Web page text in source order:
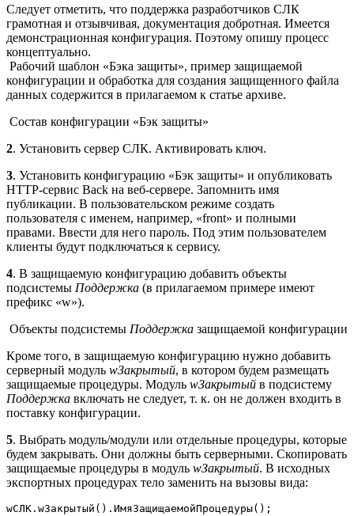
Следует отметить, что поддержка разработчиков СЛК
грамотная и отзывчивая, документация добротная. Имеется
демонстрационная конфигурация. Поэтому опишу процесс
концептуально.
Рабочий шаблон «Бэка защиты», пример защищаемой
конфигурации и обработка для создания защищенного файла
данных содержится в прилагаемом к статье архиве.
Состав конфигурации «Бэк защиты»
2. Установить сервер СЛК. Активировать ключ.
3. Установить конфигурацию «Бэк защиты» и опубликовать
HTTP-сервис Back на веб-сервере. Запомнить имя
публикации. В пользовательском режиме создать
пользователя с именем, например, «front» и полными
правами. Ввести для него пароль. Под этим пользователем
клиенты будут подключаться к сервису.
4. В защищаемую конфигурацию добавить объекты
подсистемы Поддержка (в прилагаемом примере имеют
префикс «w»).
Объекты подсистемы Поддержка защищаемой конфигурации
Кроме того, в защищаемую конфигурацию нужно добавить
серверный модуль wЗакрытый, в котором будем размещать
защищаемые процедуры. Модуль wЗакрытый в подсистему
Поддержка включать не следует, т. к. он не должен входить в
поставку конфигурации.
5. Выбрать модуль/модули или отдельные процедуры, которые
будем закрывать. Они должны быть серверными. Скопировать
защищаемые процедуры в модуль wЗакрытый. В исходных
экспортных процедурах тело заменить на вызовы вида:
wСЛК.wЗакрытый().ИмяЗащищаемойПроцедуры();